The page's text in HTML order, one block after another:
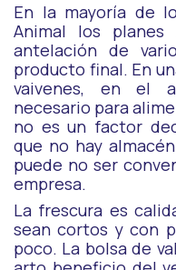
En la mayoría de
Animal los planes
antelación de
producto final. En
vaivenes, en el
necesario para
no es un factor
que no hay
puede no ser
empresa.
La frescura es
sean cortos y con
poco. La bolsa de